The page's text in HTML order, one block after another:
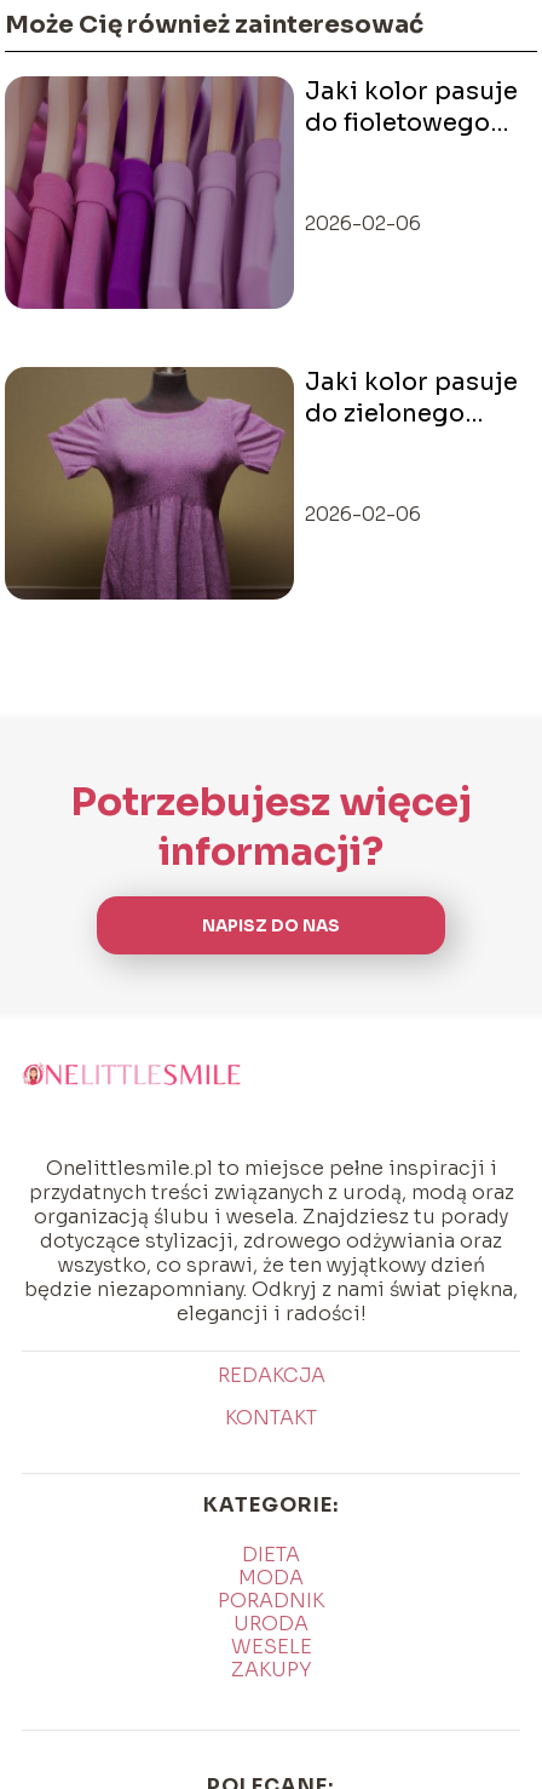
Może Cię również zainteresować
Jaki kolor pasuje
do fioletowego
2026-02-06
Jaki kolor pasuje
do zielonego
2026-02-06
Potrzebujesz więcej
informacji?
NAPISZ DO NAS
Onelittlesmile.pl to miejsce pełne inspiracji i
przydatnych treści związanych z urodą, modą oraz
organizacją ślubu i wesela. Znajdziesz tu porady
dotyczące stylizacji, zdrowego odżywiania oraz
wszystko, co sprawi, że ten wyjątkowy dzień
będzie niezapomniany. Odkryj z nami świat piękna,
elegancji i radości!
REDAKCJA
KONTAKT
KATEGORIE:
DIETA
MODA
PORADNIK
URODA
WESELE
ZAKUPY